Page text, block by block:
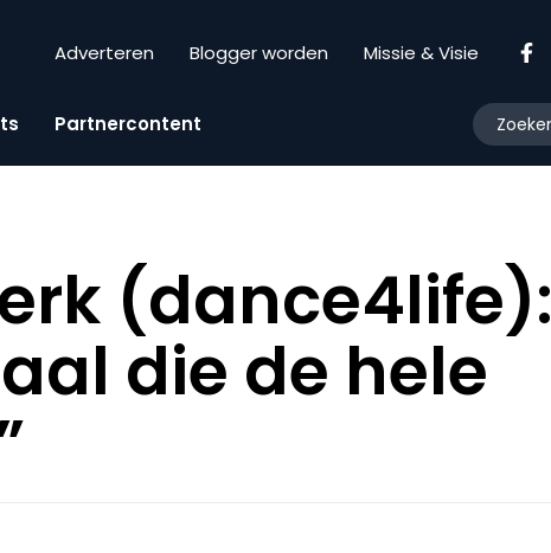
Adverteren Blogger worden Missie & Visie
Partnercontent
(dance4life):
die de hele